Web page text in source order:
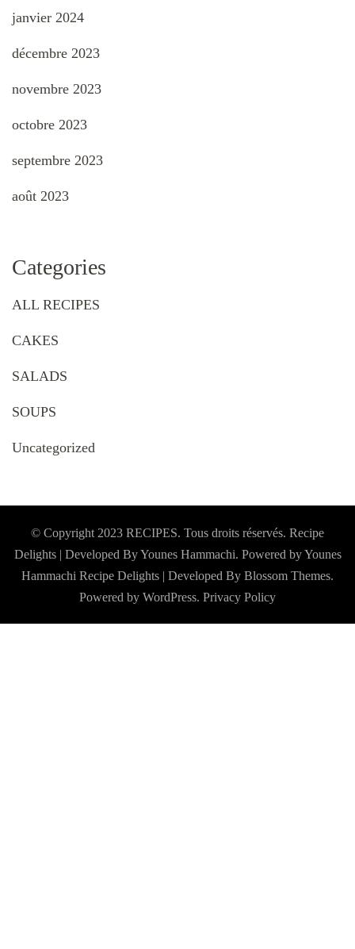
janvier 2024
décembre 2023
novembre 2023
octobre 2023
septembre 2023
août 2023
Categories
ALL RECIPES
CAKES
SALADS
SOUPS
Uncategorized
© Copyright 2023 RECIPES. Tous droits réservés. Recipe
Delights | Developed By Younes Hammachi. Powered by Younes
Hammachi Recipe Delights | Developed By Blossom Themes.
Powered by WordPress. Privacy Policy